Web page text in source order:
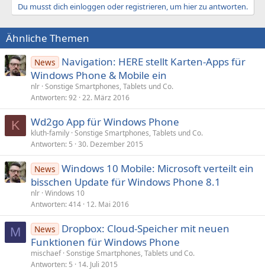
Du musst dich einloggen oder registrieren, um hier zu antworten.
Ähnliche Themen
News
Navigation: HERE stellt Karten-Apps für
Windows Phone & Mobile ein
nlr Sonstige Smartphones, Tablets und Co.
Antworten 92 22. März 2016
K Wd2go App für Windows Phone
kluth-family Sonstige Smartphones, Tablets und Co.
Antworten 5 30. Dezember 2015
News Windows 10 Mobile: Microsoft verteilt ein
bisschen Update für Windows Phone 8.1
nlr Windows 10
Antworten 414 12. Mai 2016
M News
Dropbox: Cloud-Speicher mit neuen
Funktionen für Windows Phone
mischaef Sonstige Smartphones, Tablets und Co.
Antworten 5 14. Juli 2015